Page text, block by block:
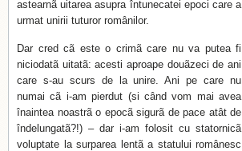
astearnã uitarea asupra întunecatei epoci care a
urmat unirii tuturor românilor.
Dar cred cã este o crimã care nu va putea fi
niciodatã uitatã: acesti aproape douãzeci de ani
care s-au scurs de la unire. Ani pe care nu
numai cã i-am pierdut (si când vom mai avea
înaintea noastrã o epocã sigurã de pace atât de
îndelungatã?!) – dar i-am folosit cu statornicã
voluptate la surparea lentã a statului românesc